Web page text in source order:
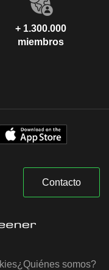
+ 1.300.000
miembros
Contacto
¿Quiénes somos?